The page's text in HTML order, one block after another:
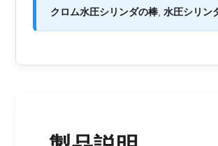
クロム水圧シリンダの棒 水圧シリン